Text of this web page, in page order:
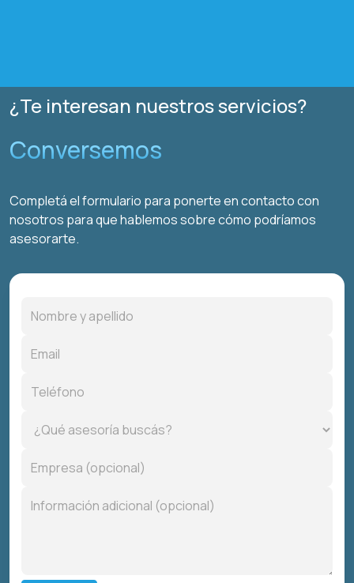
¿Te interesan nuestros servicios?
Conversemos
Completá el formulario para ponerte en contacto con
nosotros para que hablemos sobre cómo podríamos
asesorarte.